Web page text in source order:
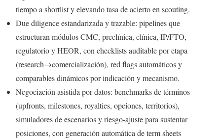
tiempo a shortlist y elevando tasa de acierto en scouting.
Due diligence estandarizada y trazable: pipelines que
estructuran módulos CMC, preclínica, clínica, IP/FTO,
regulatorio y HEOR, con checklists auditable por etapa
(research→comercialización), red flags automáticos y
comparables dinámicos por indicación y mecanismo.
Negociación asistida por datos: benchmarks de términos
(upfronts, milestones, royalties, opciones, territorios),
simuladores de escenarios y riesgo‑ajuste para sustentar
posiciones, con generación automática de term sheets